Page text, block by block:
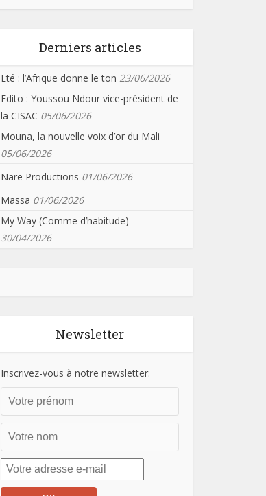
Derniers articles
Eté : l’Afrique donne le ton 23/06/2026
Edito : Youssou Ndour vice-président de
la CISAC 05/06/2026
Mouna, la nouvelle voix d’or du Mali
05/06/2026
Nare Productions 01/06/2026
Massa 01/06/2026
My Way (Comme d’habitude)
30/04/2026
Newsletter
Inscrivez-vous à notre newsletter: